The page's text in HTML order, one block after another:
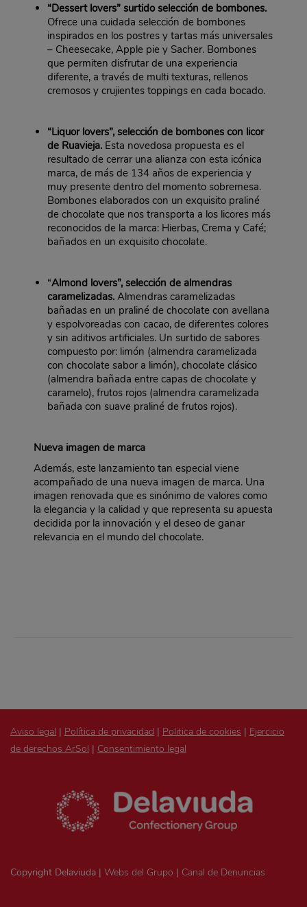
“Dessert lovers” surtido selección de bombones.
Ofrece una cuidada selección de bombones
inspirados en los postres y tartas más universales
– Cheesecake, Apple pie y Sacher. Bombones
que permiten disfrutar de una experiencia
diferente, a través de multi texturas, rellenos
cremosos y crujientes toppings en cada bocado.
“Liquor lovers”, selección de bombones con licor
de Ruavieja. Esta novedosa propuesta es el
resultado de cerrar una alianza con esta icónica
marca, de más de 134 años de experiencia y
muy presente dentro del momento sobremesa.
Bombones elaborados con un exquisito praliné
de chocolate que nos transporta a los licores más
reconocidos de la marca: Hierbas, Crema y Café;
bañados en un exquisito chocolate.
“Almond lovers”, selección de almendras
caramelizadas. Almendras caramelizadas
bañadas en un praliné de chocolate con avellana
y espolvoreadas con cacao, de diferentes colores
y sin aditivos artificiales. Un surtido de sabores
compuesto por: limón (almendra caramelizada
con chocolate sabor a limón), chocolate clásico
(almendra bañada entre capas de chocolate y
caramelo), frutos rojos (almendra caramelizada
bañada con suave praliné de frutos rojos).
Nueva imagen de marca
Además, este lanzamiento tan especial viene
acompañado de una nueva imagen de marca. Una
imagen renovada que es sinónimo de valores como
la elegancia y la calidad y que representa su apuesta
decidida por la innovación y el deseo de ganar
relevancia en el mundo del chocolate.
Aviso legal | Política de privacidad | Politica de cookies | Ejercicio
de derechos ArSol | Consentimiento legal
Copyright Delaviuda | Webs del Grupo | Canal de Denuncias